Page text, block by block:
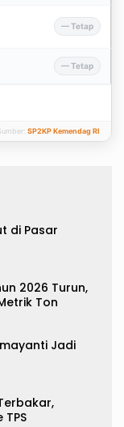
— Tetap
— Tetap
SP2KP Kemendag RI
di Pasar
2026 Turun,
Ton
Jadi